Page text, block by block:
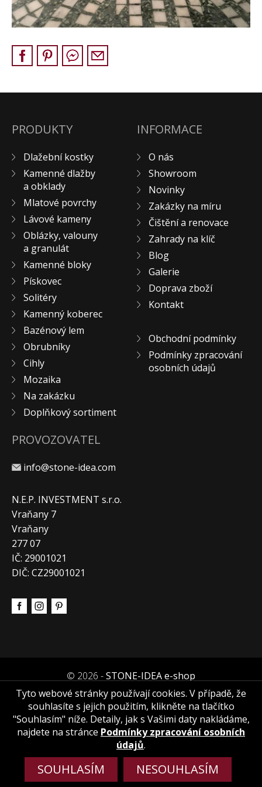
Pískovec
Solitéry
Kamenné bloky
Výrobky z kamene na zakázku
Doplňkový sortiment
DLAŽEBNÍ KOSTKY
KAMENNÉ DLAŽBY, OBKLADY
MLATOVÉ POVRCHY
ZAKÁZKY NA MÍRU
VÝPRODEJ
NOVINKY
BLOG
KONTAKT
PRODUKTY
Dlažební kostky
Kamenné dlažby
a obklady
Mlatové povrchy
Lávové kameny
Oblázky, valouny
a granulát
Kamenné bloky
Pískovec
Solitéry
Kamenný koberec
Bazénový lem
Obrubníky
Cihly
Mozaika
Na zakázku
Doplňkový sortiment
INFORMACE
O nás
Showroom
Novinky
Zakázky na míru
Čištění a renovace
Zahrady na klíč
Blog
Galerie
Doprava zboží
Kontakt
Obchodní podmínky
Podmínky zpracování
osobních údajů
PROVOZOVATEL
info@stone-idea.com
N.E.P. INVESTMENT s.r.o.
Vraňany 7
Vraňany
277 07
IČ: 29001021
DIČ: CZ29001021
© 2026 -STONE-IDEA e-shop
Tyto webové stránky používají cookies. V případě, že
souhlasíte s jejich použitím, klikněte na tlačítko
"Souhlasím" níže. Detaily, jak s Vašimi daty nakládáme,
najdete na stránce Podmínky zpracování osobních
údajů.